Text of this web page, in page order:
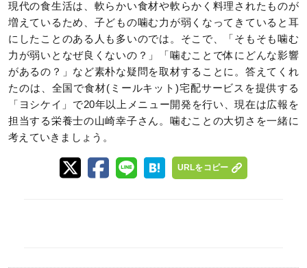
現代の食生活は、軟らかい食材や軟らかく料理されたものが
増えているため、子どもの噛む力が弱くなってきていると耳
にしたことのある人も多いのでは。そこで、「そもそも噛む
力が弱いとなぜ良くないの？」「噛むことで体にどんな影響
があるの？」など素朴な疑問を取材することに。答えてくれ
たのは、全国で食材(ミールキット)宅配サービスを提供する
「ヨシケイ」で20年以上メニュー開発を行い、現在は広報を
担当する栄養士の山崎幸子さん。噛むことの大切さを一緒に
考えていきましょう。
URLをコピー